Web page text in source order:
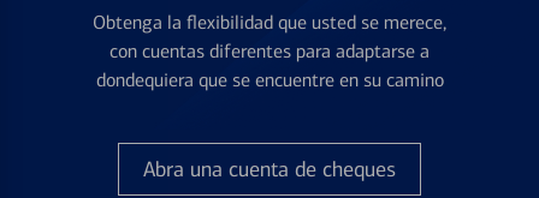
Obtenga la flexibilidad que usted se merece,
con cuentas diferentes para adaptarse a
dondequiera que se encuentre en su camino
Abra una cuenta de cheques